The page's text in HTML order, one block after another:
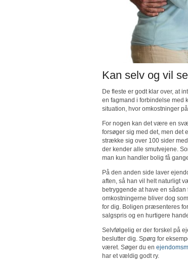
Kan selv og vil
De fleste er godt klar over, at
en fagmand i forbindelse med
situation, hvor omkostninger
For nogen kan det være en
forsøger sig med det, men det
strække sig over 100 sider
der kender alle smutvejene.
man kun handler bolig få
På den anden side laver
aften, så han vil helt naturligt
betryggende at have en
omkostningerne bliver dog
for dig. Boligen præsenteres
salgspris og en hurtigere
Selvfølgelig er der forskel på
beslutter dig. Spørg for
været. Søger du en
har et vældig godt ry.